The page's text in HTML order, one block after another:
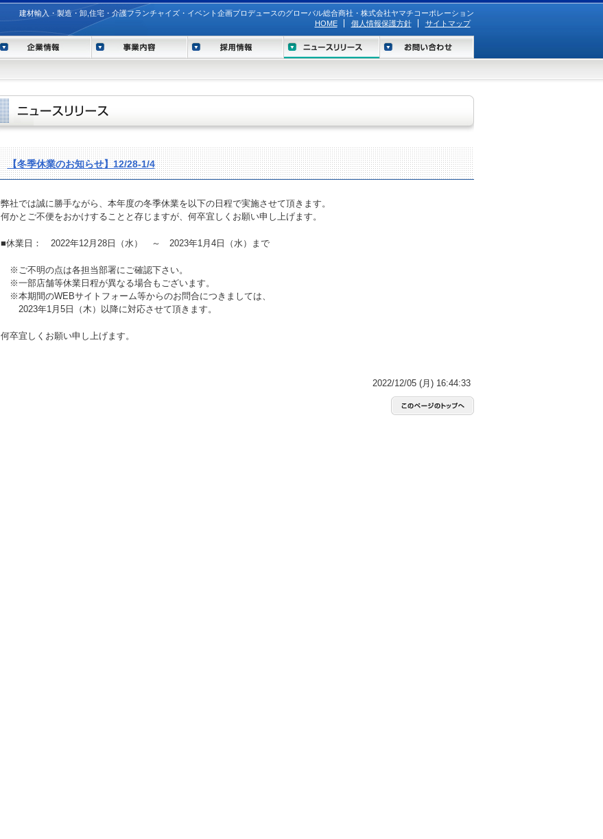
建材輸入・製造・卸,住宅・介護フランチャイズ・イベント企画プロデュースのグローバル総合商社・株式会社ヤマチコーポレーション
HOME
個人情報保護方針 サイトマップ
【冬季休業のお知らせ】12/28-1/4
弊社では誠に勝手ながら、本年度の冬季休業を以下の日程で実施させて頂きます。
何かとご不便をおかけすることと存じますが、何卒宜しくお願い申し上げます。
■休業日： 2022年12月28日（水） ～ 2023年1月4日（水）まで
※ご不明の点は各担当部署にご確認下さい。
※一部店舗等休業日程が異なる場合もございます。
※本期間のWEBサイトフォーム等からのお問合につきましては、
2023年1月5日（木）以降に対応させて頂きます。
何卒宜しくお願い申し上げます。
2022/12/05 (月) 16:44:33